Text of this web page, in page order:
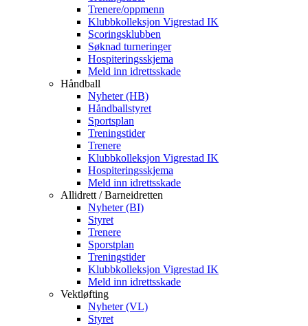
Trenere/oppmenn
Klubbkolleksjon Vigrestad IK
Scoringsklubben
Søknad turneringer
Hospiteringsskjema
Meld inn idrettsskade
Håndball
Nyheter (HB)
Håndballstyret
Sportsplan
Treningstider
Trenere
Klubbkolleksjon Vigrestad IK
Hospiteringsskjema
Meld inn idrettsskade
Allidrett / Barneidretten
Nyheter (BI)
Styret
Trenere
Sporstplan
Treningstider
Klubbkolleksjon Vigrestad IK
Meld inn idrettsskade
Vektløfting
Nyheter (VL)
Styret